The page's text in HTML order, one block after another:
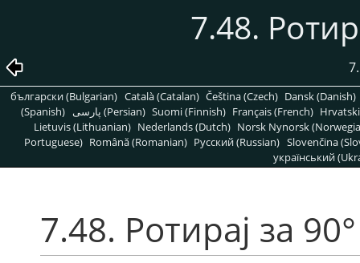
7.48.
български (Bulgarian) Català (Catalan) Čeština (Czech) Dansk (Danish)
(Spanish)
پارسی (Persian) Suomi (Finnish) Français (French)
Lietuvis (Lithuanian) Nederlands (Dutch) Norsk Nynorsk
Portuguese) Română (Romanian) Pусский (Russian) Slovenčina
український
7.48. Ротирај за